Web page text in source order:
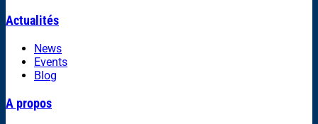
Actualités
News
Events
Blog
A propos